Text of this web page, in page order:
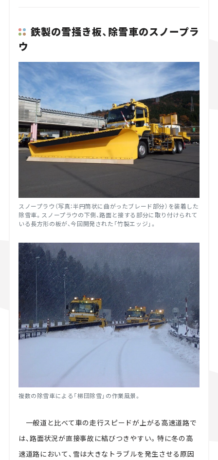
鉄製の雪掻き板、除雪車のスノープラ
ウ
スノープラウ（写真：半円筒状に曲がったブレード部分）を装着した
除雪車。スノープラウの下側、路面と接する部分に取り付けられて
いる長方形の板が、今回開発された「竹製エッジ」。
複数の除雪車による「梯団除雪」の作業風景。
一般道と比べて車の走行スピードが上がる高速道路で
は、路面状況が直接事故に結びつきやすい。特に冬の高
速道路において、雪は大きなトラブルを発生させる原因